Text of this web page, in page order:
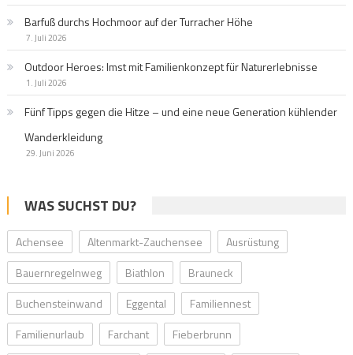
Barfuß durchs Hochmoor auf der Turracher Höhe
7. Juli 2026
Outdoor Heroes: Imst mit Familienkonzept für Naturerlebnisse
1. Juli 2026
Fünf Tipps gegen die Hitze – und eine neue Generation kühlender
Wanderkleidung
29. Juni 2026
WAS SUCHST DU?
Achensee Altenmarkt-Zauchensee
Ausrüstung
Bauernregelnweg
Biathlon
Brauneck
Buchensteinwand
Eggental
Familiennest
Familienurlaub
Farchant
Fieberbrunn